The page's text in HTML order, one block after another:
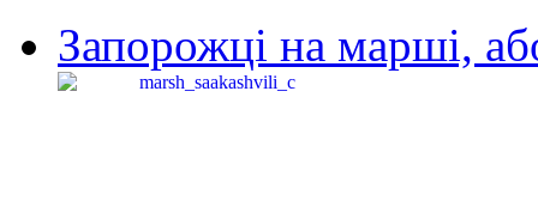
Запорожці на марші,